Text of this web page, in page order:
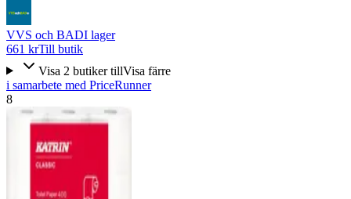
VVS och BADI lager
661 krTill butik
Visa 2 butiker tillVisa färre
i samarbete med PriceRunner
8